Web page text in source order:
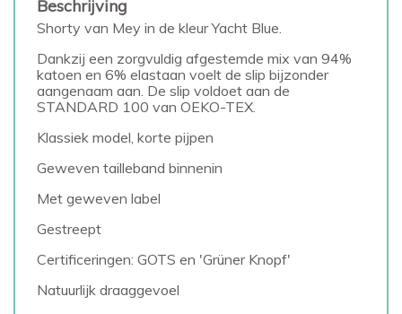
Beschrijving
Shorty van Mey in de kleur Yacht Blue.
Dankzij een zorgvuldig afgestemde mix van 94%
katoen en 6% elastaan voelt de slip bijzonder
aangenaam aan. De slip voldoet aan de
STANDARD 100 van OEKO-TEX.
Klassiek model, korte pijpen
Geweven tailleband binnenin
Met geweven label
Gestreept
Certificeringen: GOTS en 'Grüner Knopf'
Natuurlijk draaggevoel